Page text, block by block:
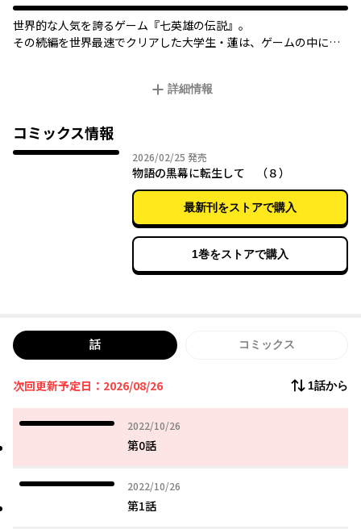
世界的な人気を誇るゲーム『七英雄の伝説』。
その続編を世界最速でクリアした大学生・蓮は、ゲームの中に赤
そう思った彼は、母の口から自分の名前を聞いて耳を疑う。
彼こそ世界を絶望の底に突き落とし、陰で暗躍する謎の強者だっ
た。
平和に生きたいと願う蓮は、ひっそりと辺境で暮らすことにす
だが、ゲームで自分が命を奪うはずの聖女に出会い懐かれ、思い
もよらぬ数奇な運命へと導かれていくことに――。
詳細情報
コミックス情報
2026/02/25 2026年02月25日
発売
物語の黒幕に転生して （８）
最新刊をストアで購入
1巻をストアで購入
話 コミックス
次回更新予定日：2026/08/26 1話から
2022/10/26
2022年10月26日
第0話
2022/10/26
2022年10月26日
第1話